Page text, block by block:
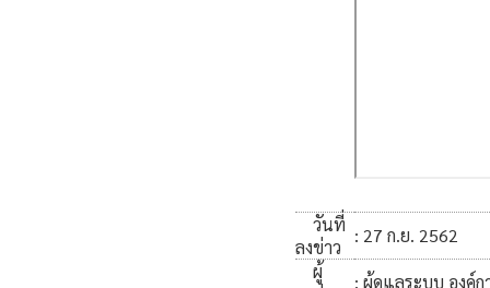
วันที่
ลงข่าว
: 27 ก.ย. 2562
ผู้
: ผู้ดูแลระบบ องค์